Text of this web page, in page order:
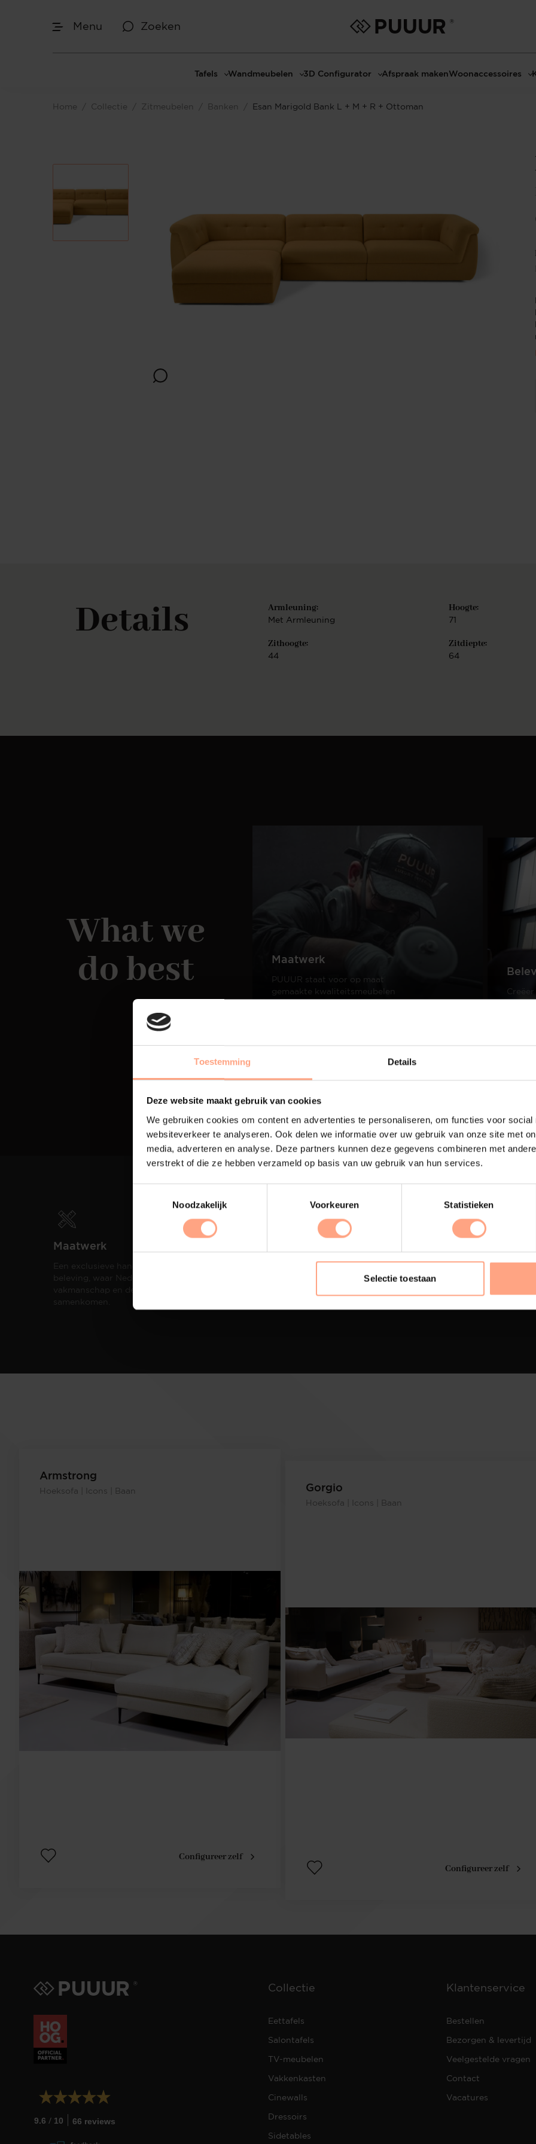
Toestemming Details
Deze website maakt gebruik van cookies
We gebruiken cookies om content en advertenties te personaliseren, om functies voor social
websiteverkeer te analyseren. Ook delen we informatie over uw gebruik van onze site met
media, adverteren en analyse. Deze partners kunnen deze gegevens combineren met
verstrekt of die ze hebben verzameld op basis van uw gebruik van hun services.
Noodzakelijk Voorkeuren Statistieken
Selectie toestaan
Menu Zoeken
Tafels Wandmeubelen
Dressoirs
3D Configurator Afspraak makenWoonaccessoires
Lampen
Spiegels
Wijnpalen
Home / Collectie / Zitmeubelen / Banken / Esan Marigold Bank L + M + R + Ottoman
L
Details Armleuning:
Met Armleuning
Hoogte:
71
Zithoogte:
44
Zitdiepte:
64
What we
do best
Maatwerk
PUUUR staat voor op maat
gemaakte kwaliteitsmeubelen
Maatwerk
Een exclusieve handgemaakte
beleving, waar Nederlands
vakmanschap en design
samenkomen.
De meubelen worden in onze
eigen spuiterij afgewerkt met
PUUUR biedt volledige
ontzorging van eerste
Armstrong
Hoeksofa | Icons | Baan
Configureer zelf
Gorgio
Hoeksofa | Icons | Baan
Configureer zelf
9.6 / 10 66 reviews
Collectie
Eettafels
Salontafels
TV-meubelen
Vakkenkasten
Cinewalls
Dressoirs
Sidetables
Klantenservice
Bestellen
Bezorgen & levertijd
Veelgestelde vragen
Contact
Vacatures